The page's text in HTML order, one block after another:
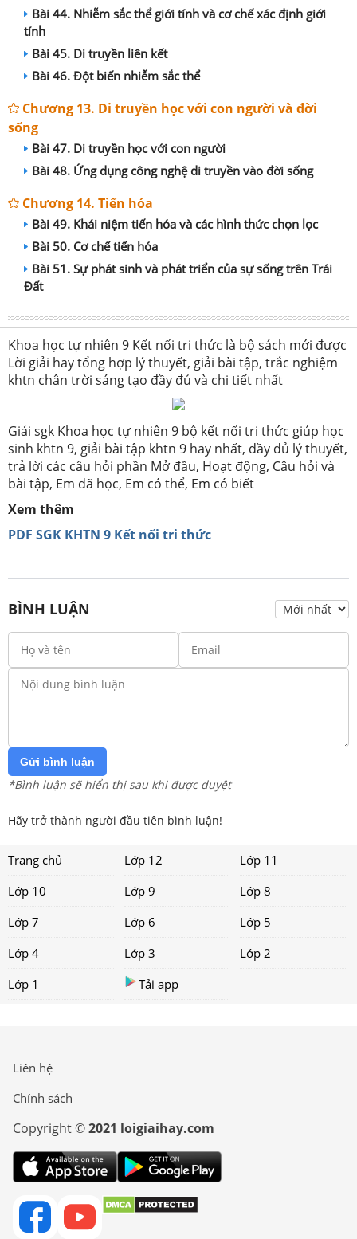
Bài 44. Nhiễm sắc thể giới tính và cơ chế xác định giới
tính
Bài 45. Di truyền liên kết
Bài 46. Đột biến nhiễm sắc thể
Chương 13. Di truyền học với con người và đời
sống
Bài 47. Di truyền học với con người
Bài 48. Ứng dụng công nghệ di truyền vào đời sống
Chương 14. Tiến hóa
Bài 49. Khái niệm tiến hóa và các hình thức chọn lọc
Bài 50. Cơ chế tiến hóa
Bài 51. Sự phát sinh và phát triển của sự sống trên Trái
Đất
Khoa học tự nhiên 9 Kết nối tri thức là bộ sách mới được
Lời giải hay tổng hợp lý thuyết, giải bài tập, trắc nghiệm
khtn chân trời sáng tạo đầy đủ và chi tiết nhất
Giải sgk Khoa học tự nhiên 9 bộ kết nối tri thức giúp học
sinh khtn 9, giải bài tập khtn 9 hay nhất, đầy đủ lý thuyết,
trả lời các câu hỏi phần Mở đầu, Hoạt động, Câu hỏi và
bài tập, Em đã học, Em có thể, Em có biết
Xem thêm
PDF SGK KHTN 9 Kết nối tri thức
BÌNH LUẬN
Gửi bình luận
*Bình luận sẽ hiển thị sau khi được duyệt
Hãy trở thành người đầu tiên bình luận!
Trang chủ Lớp 12
Lớp 11
Lớp 10
Lớp 9
Lớp 8
Lớp 7
Lớp 6
Lớp 5
Lớp 4
Lớp 3
Lớp 2
Lớp 1
Tải app
Liên hệ
Chính sách
Copyright ©2021 loigiaihay.com